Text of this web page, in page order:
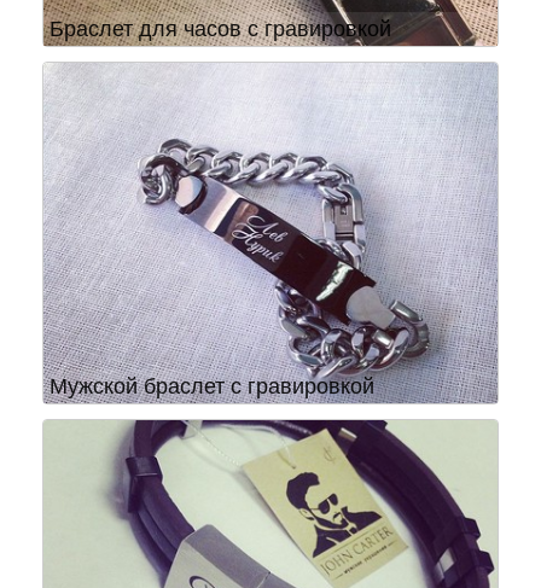
Браслет для часов с гравировкой
Мужской браслет с гравировкой